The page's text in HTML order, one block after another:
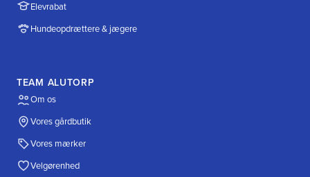
Elevrabat
Hundeopdrættere & jægere
TEAM ALUTORP
Om os
Vores gårdbutik
Vores mærker
Velgørenhed